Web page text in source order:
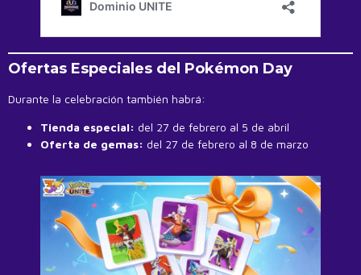
Ofertas Especiales del Pokémon Day
Durante la celebración también habrá:
Tienda especial: del 27 de febrero al 5 de abril
Oferta de gemas: del 27 de febrero al 8 de marzo